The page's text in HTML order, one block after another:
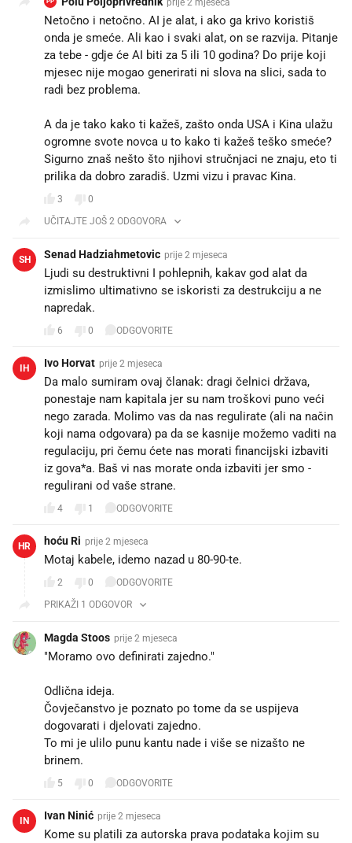
Netočno i netočno. AI je alat, i ako ga krivo koristiš
onda je smeće. Ali kao i svaki alat, on se razvija. Pitanje
za tebe - gdje će AI biti za 5 ili 10 godina? Do prije koji
mjesec nije mogao generirati ni slova na slici, sada to
radi bez problema.
A da je tako kako ti kažeš, zašto onda USA i Kina ulažu
ogromne svote novca u to kako ti kažeš teško smeće?
Sigurno znaš nešto što njihovi stručnjaci ne znaju, eto ti
prilika da dobro zaradiš. Uzmi vizu i pravac Kina.
3
0
UČITAJTE JOŠ 2 ODGOVORA
SH Senad Hadziahmetovic prije 2 mjeseca
Ljudi su destruktivni I pohlepnih, kakav god alat da
izmislimo ultimativno se iskoristi za destrukciju a ne
napredak.
6 0 ODGOVORITE
IH Ivo Horvat prije 2 mjeseca
Da malo sumiram ovaj članak: dragi čelnici država,
ponestaje nam kapitala jer su nam troškovi puno veći
nego zarada. Molimo vas da nas regulirate (ali na način
koji nama odgovara) pa da se kasnije možemo vaditi na
regulaciju, pri čemu ćete nas morati financijski izbaviti
iz gova*a. Baš vi nas morate onda izbaviti jer smo -
regulirani od vaše strane.
4 1 ODGOVORITE
HR hoću Ri prije 2 mjeseca
Motaj kabele, idemo nazad u 80-90-te.
2 0
ODGOVORITE
PRIKAŽI 1 ODGOVOR
Magda Stoos prije 2 mjeseca
"Moramo ovo definirati zajedno."
Odlična ideja.
Čovječanstvo je poznato po tome da se uspijeva
dogovarati i djelovati zajedno.
To mi je ulilo punu kantu nade i više se nizašto ne
brinem.
5 0 ODGOVORITE
IN Ivan Ninić prije 2 mjeseca
Kome su platili za autorska prava podataka kojim su